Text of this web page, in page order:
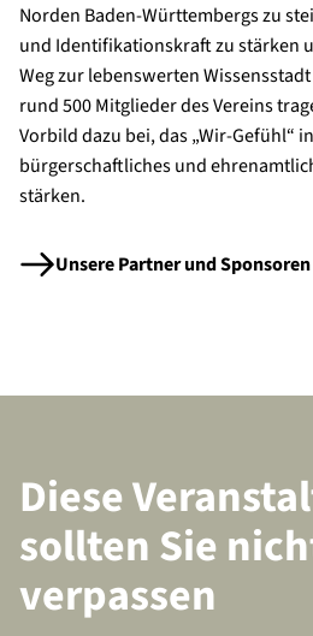
Norden Baden-Württembergs zu
und Identifikationskraft zu stärken
Weg zur lebenswerten
rund 500 Mitglieder des Vereins
Vorbild dazu bei, das „Wir-Gefühl“
bürgerschaftliches und
stärken.
Unsere Partner und Sponsoren
Diese
sollten Sie
verpassen